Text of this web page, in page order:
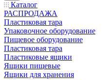
Каталог
РАСПРОДАЖА
Пластиковая тара
Упаковочное оборудование
Пищевое оборудование
Пластиковая тара
Пластиковые ящики
Ящики пищевые
Ящики для хранения